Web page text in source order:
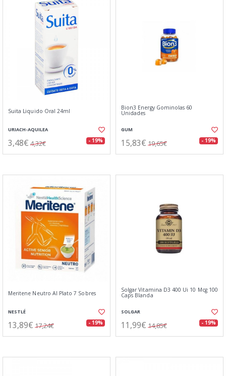
Suita Liquido Oral 24ml
URIACH-AQUILEA
3,48€ 4,32€ - 19%
Bion3 Energy Gominolas 60
Unidades
GUM
15,83€ 19,65€ - 19%
Meritene Neutro Al Plato 7 Sobres
NESTLÉ
13,89€ 17,24€ - 19%
Solgar Vitamina D3 400 Ui 10 Mcg 100
Caps Blanda
SOLGAR
11,99€ 14,85€ - 19%